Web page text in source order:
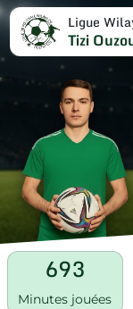
Ligue
Tizi
693
Minutes jouées